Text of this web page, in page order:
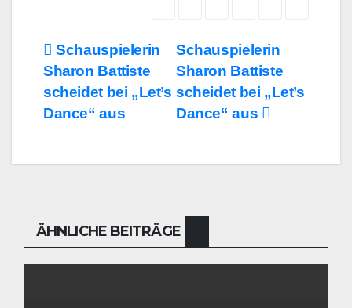
Beitragsnavigation
Schauspielerin
Sharon Battiste
scheidet bei „Let’s
Dance“ aus
Schauspielerin
Sharon Battiste
scheidet bei „Let’s
Dance“ aus
ÄHNLICHE BEITRÄGE